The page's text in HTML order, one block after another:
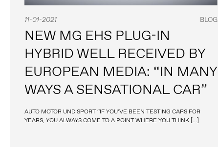
11-01-2021 BLOG
NEW MG EHS PLUG-IN
HYBRID WELL RECEIVED BY
EUROPEAN MEDIA: “IN MANY
WAYS A SENSATIONAL CAR”
AUTO MOTOR UND SPORT “IF YOU’VE BEEN TESTING CARS FOR
YEARS, YOU ALWAYS COME TO A POINT WHERE YOU THINK […]